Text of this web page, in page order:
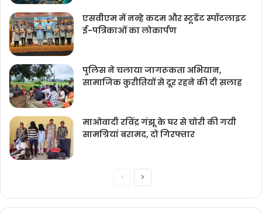
एसवीएम में नन्हे कदम और स्टूडेंट स्पॉटलाइट
ई-पत्रिकाओं का लोकार्पण
पुलिस ने चलाया जागरूकता अभियान,
सामाजिक कुरीतियों से दूर रहने की दी सलाह
माओवादी रविंद्र गंझू के घर से चोरी की गयी
सामग्रियां बरामद, दो गिरफ्तार
PreviousNext